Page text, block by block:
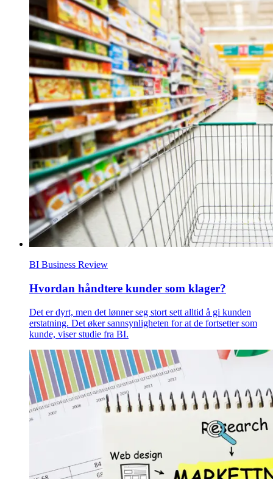
BI Business Review
Hvordan håndtere kunder som klager?
Det er dyrt, men det lønner seg stort sett alltid å gi kunden
erstatning. Det øker sannsynligheten for at de fortsetter som
kunde, viser studie fra BI.